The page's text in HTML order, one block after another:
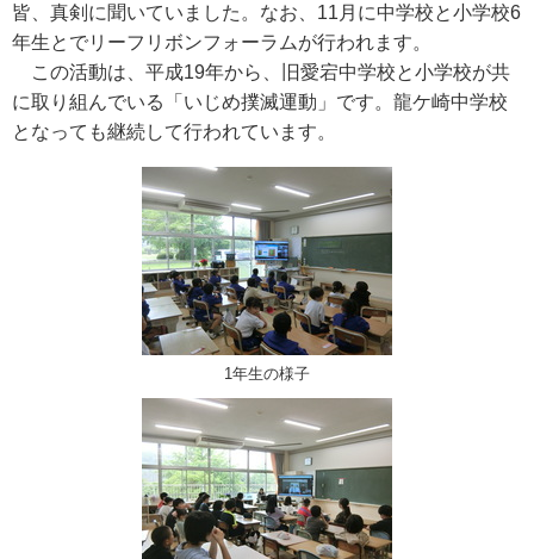
皆、真剣に聞いていました。なお、11月に中学校と小学校6
年生とでリーフリボンフォーラムが行われます。
この活動は、平成19年から、旧愛宕中学校と小学校が共
に取り組んでいる「いじめ撲滅運動」です。龍ケ崎中学校
となっても継続して行われています。
1年生の様子